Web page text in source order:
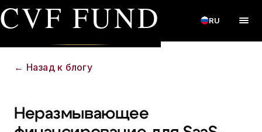
CVF FUND RU
← Назад к блогу
Неразмывающее